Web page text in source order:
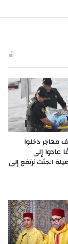
72 ألف مهاجر دخلوا
و70 ألفًا عادوا إلى
الجثث ترتفع إلى